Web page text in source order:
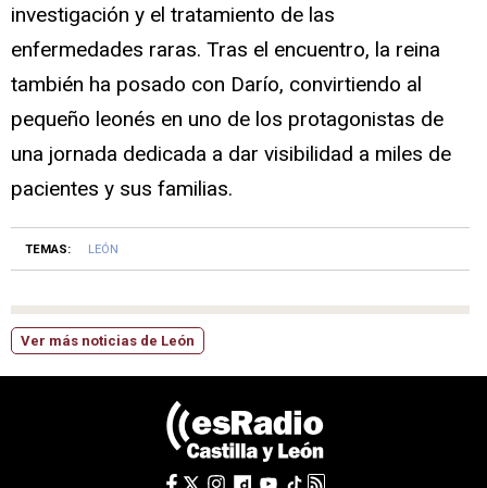
investigación y el tratamiento de las
enfermedades raras. Tras el encuentro, la reina
también ha posado con Darío, convirtiendo al
pequeño leonés en uno de los protagonistas de
una jornada dedicada a dar visibilidad a miles de
pacientes y sus familias.
TEMAS: LEÓN
Ver más noticias de León